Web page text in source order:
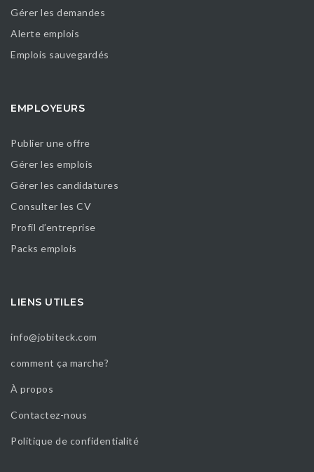
Gérer les demandes
Alerte emplois
Emplois sauvegardés
EMPLOYEURS
Publier une offre
Gérer les emplois
Gérer les candidatures
Consulter les CV
Profil d’entreprise
Packs emplois
LIENS UTILES
info@jobiteck.com
comment ça marche?
À propos
Contactez-nous
Politique de confidentialité